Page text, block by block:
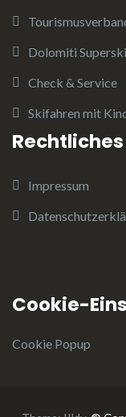
Dolomiti Superski
Check & Service
Skifahren mit
Rechtliches
Impressum
Cookie-
Cookie Popup